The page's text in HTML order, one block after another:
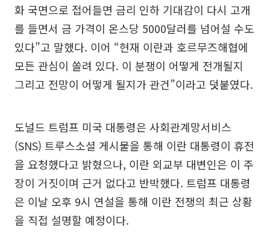
화 국면으로 접어들면 금리 인하 기대감이 다시 고개
를 들면서 금 가격이 온스당 5000달러를 넘어설 수도
있다”고 말했다. 이어 “현재 이란과 호르무즈해협에
모든 관심이 쏠려 있다. 이 분쟁이 어떻게 전개될지
그리고 전망이 어떻게 될지가 관건”이라고 덧붙였다.
도널드 트럼프 미국 대통령은 사회관계망서비스
(SNS) 트루스소셜 게시물을 통해 이란 대통령이 휴전
을 요청했다고 밝혔으나, 이란 외교부 대변인은 이 주
장이 거짓이며 근거 없다고 반박했다. 트럼프 대통령
은 이날 오후 9시 연설을 통해 이란 전쟁의 최근 상황
을 직접 설명할 예정이다.